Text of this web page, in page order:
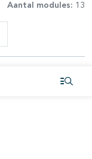
Aantal modules: 13